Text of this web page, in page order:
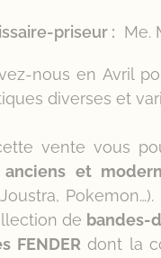
priseur : Me.
nous en Avril
diverses et
vente vous
et
de bandes-
FENDER dont la